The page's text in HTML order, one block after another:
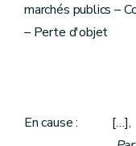
marchés publics –
– Perte d'objet
En cause : […],